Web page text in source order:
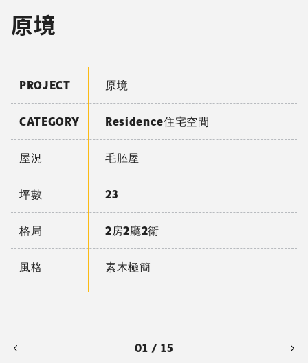
原境
PROJECT 原境
CATEGORY Residence住宅空間
屋況 毛胚屋
坪數 23
格局 2房2廳2衛
風格 素木極簡
01 / 15